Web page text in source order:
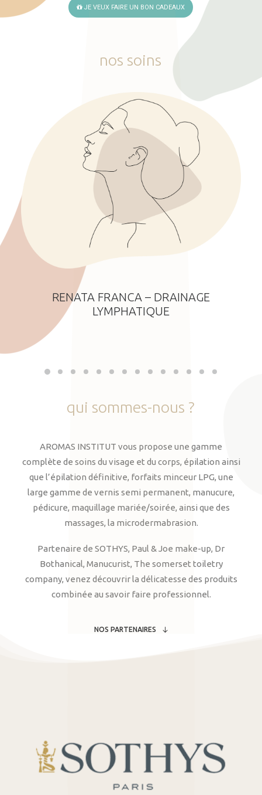
JE VEUX FAIRE UN BON CADEAUX
nos soins
RENATA FRANCA – DRAINAGE
LYMPHATIQUE
qui sommes-nous ?
AROMAS INSTITUT vous propose une gamme
complète de soins du visage et du corps, épilation ainsi
que l’épilation définitive, forfaits minceur LPG, une
large gamme de vernis semi permanent, manucure,
pédicure, maquillage mariée/soirée, ainsi que des
massages, la microdermabrasion.
Partenaire de SOTHYS, Paul & Joe make-up, Dr
Bothanical, Manucurist, The somerset toiletry
company, venez découvrir la délicatesse des produits
combinée au savoir faire professionnel.
NOS PARTENAIRES